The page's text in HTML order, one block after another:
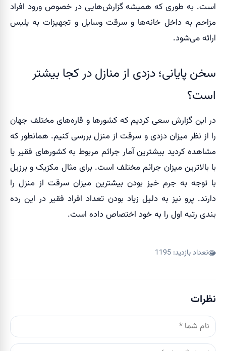
است. به طوری که همیشه گزارش‌هایی در خصوص ورود افراد
مزاحم به داخل خانه‌ها و سرقت وسایل و تجهیزات به پلیس
ارائه می‌شود.
سخن پایانی؛ دزدی از منازل در کجا بیشتر
است؟
در این گزارش سعی کردیم که کشورها و قاره‌های مختلف جهان
را از نظر میزان دزدی و سرقت از منزل بررسی کنیم. همانطور که
مشاهده کردید بیشترین آمار جرائم مربوط به کشورهای فقیر یا
با بالاترین میزان جرائم مختلف است. برای مثال مکزیک و برزیل
با توجه به جرم خیز بودن بیشترین میزان سرقت از منزل را
دارند. پرو نیز به دلیل زیاد بودن تعداد افراد فقیر در این رده
بندی رتبه اول را به خود اختصاص داده است.
تعداد بازدید: 1195
نظرات